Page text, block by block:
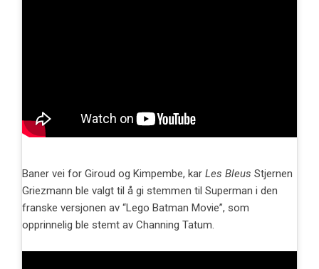
Baner vei for Giroud og Kimpembe, kar Les Bleus Stjernen
Griezmann ble valgt til å gi stemmen til Superman i den
franske versjonen av “Lego Batman Movie”, som
opprinnelig ble stemt av Channing Tatum.